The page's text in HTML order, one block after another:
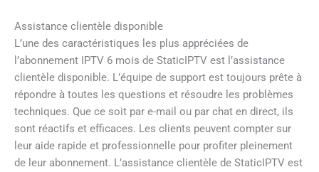
Assistance clientèle disponible
L’une des caractéristiques les plus appréciées de
l’abonnement IPTV 6 mois de StaticIPTV est l’assistance
clientèle disponible. L’équipe de support est toujours prête à
répondre à toutes les questions et résoudre les problèmes
techniques. Que ce soit par e-mail ou par chat en direct, ils
sont réactifs et efficaces. Les clients peuvent compter sur
leur aide rapide et professionnelle pour profiter pleinement
de leur abonnement. L’assistance clientèle de StaticIPTV est